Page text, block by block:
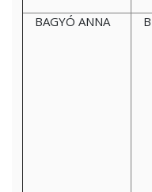
BAGYÓ ANNA